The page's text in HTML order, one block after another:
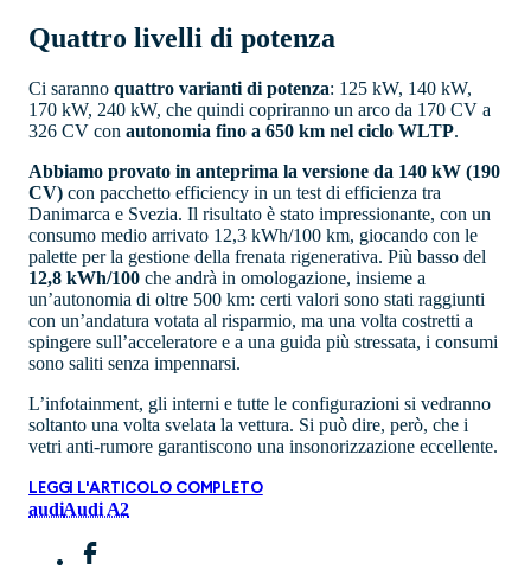
Quattro livelli di potenza
Ci saranno quattro varianti di potenza: 125 kW, 140 kW,
170 kW, 240 kW, che quindi copriranno un arco da 170 CV a
326 CV con autonomia fino a 650 km nel ciclo WLTP.
Abbiamo provato in anteprima la versione da 140 kW (190
CV) con pacchetto efficiency in un test di efficienza tra
Danimarca e Svezia. Il risultato è stato impressionante, con un
consumo medio arrivato 12,3 kWh/100 km, giocando con le
palette per la gestione della frenata rigenerativa. Più basso del
12,8 kWh/100 che andrà in omologazione, insieme a
un’autonomia di oltre 500 km: certi valori sono stati raggiunti
con un’andatura votata al risparmio, ma una volta costretti a
spingere sull’acceleratore e a una guida più stressata, i consumi
sono saliti senza impennarsi.
L’infotainment, gli interni e tutte le configurazioni si vedranno
soltanto una volta svelata la vettura. Si può dire, però, che i
vetri anti-rumore garantiscono una insonorizzazione eccellente.
LEGGI L'ARTICOLO COMPLETO
audiAudi A2